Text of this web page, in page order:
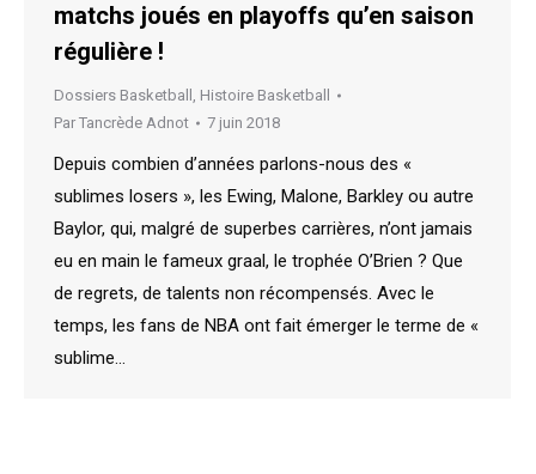
matchs joués en playoffs qu’en saison
régulière !
Dossiers Basketball , Histoire Basketball
Par Tancrède Adnot 7 juin 2018
Depuis combien d’années parlons-nous des «
sublimes losers », les Ewing, Malone, Barkley ou autre
Baylor, qui, malgré de superbes carrières, n’ont jamais
eu en main le fameux graal, le trophée O’Brien ? Que
de regrets, de talents non récompensés. Avec le
temps, les fans de NBA ont fait émerger le terme de «
sublime…